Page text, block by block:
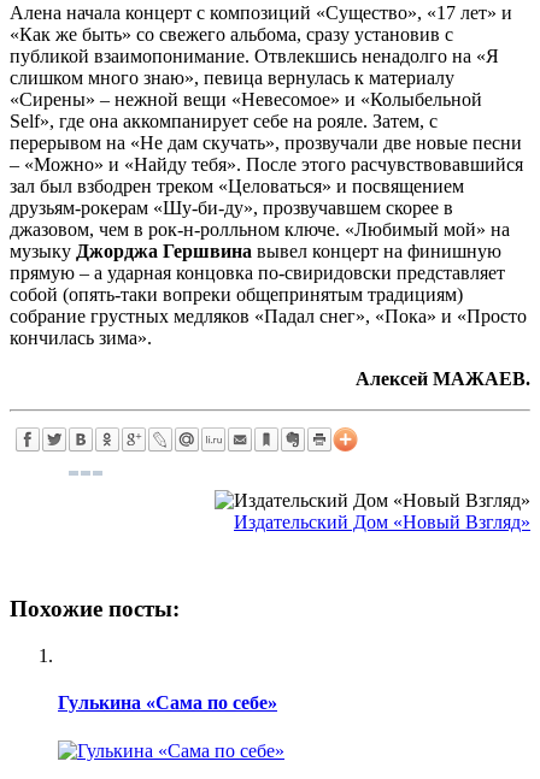
Алена начала концерт с композиций «Существо», «17 лет» и
«Как же быть» со свежего альбома, сразу установив с
публикой взаимопонимание. Отвлекшись ненадолго на «Я
слишком много знаю», певица вернулась к материалу
«Сирены» – нежной вещи «Невесомое» и «Колыбельной
Self», где она аккомпанирует себе на рояле. Затем, с
перерывом на «Не дам скучать», прозвучали две новые песни
– «Можно» и «Найду тебя». После этого расчувствовавшийся
зал был взбодрен треком «Целоваться» и посвящением
друзьям-рокерам «Шу-би-ду», прозвучавшем скорее в
джазовом, чем в рок-н-ролльном ключе. «Любимый мой» на
музыку Джорджа Гершвина вывел концерт на финишную
прямую – а ударная концовка по-свиридовски представляет
собой (опять-таки вопреки общепринятым традициям)
собрание грустных медляков «Падал снег», «Пока» и «Просто
кончилась зима».
Алексей МАЖАЕВ.
Издательский Дом «Новый Взгляд»
Похожие посты:
Гулькина «Сама по себе»